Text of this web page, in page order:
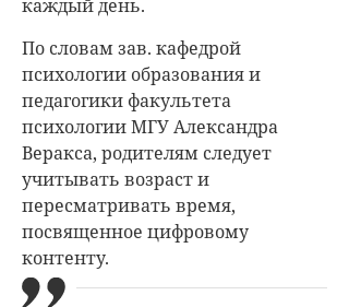
каждый день.
По словам зав. кафедрой
психологии образования и
педагогики факультета
психологии МГУ Александра
Веракса, родителям следует
учитывать возраст и
пересматривать время,
посвященное цифровому
контенту.